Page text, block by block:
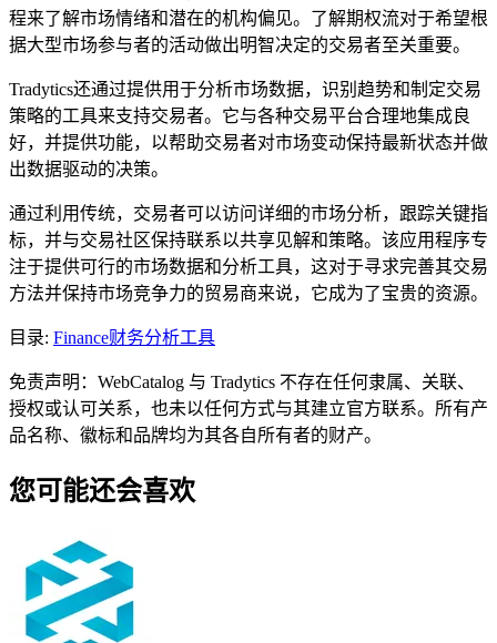
程来了解市场情绪和潜在的机构偏见。了解期权流对于希望根
据大型市场参与者的活动做出明智决定的交易者至关重要。
Tradytics还通过提供用于分析市场数据，识别趋势和制定交易
策略的工具来支持交易者。它与各种交易平台合理地集成良
好，并提供功能，以帮助交易者对市场变动保持最新状态并做
出数据驱动的决策。
通过利用传统，交易者可以访问详细的市场分析，跟踪关键指
标，并与交易社区保持联系以共享见解和策略。该应用程序专
注于提供可行的市场数据和分析工具，这对于寻求完善其交易
方法并保持市场竞争力的贸易商来说，它成为了宝贵的资源。
目录: Finance财务分析工具
免责声明：WebCatalog 与 Tradytics 不存在任何隶属、关联、
授权或认可关系，也未以任何方式与其建立官方联系。所有产
品名称、徽标和品牌均为其各自所有者的财产。
您可能还会喜欢